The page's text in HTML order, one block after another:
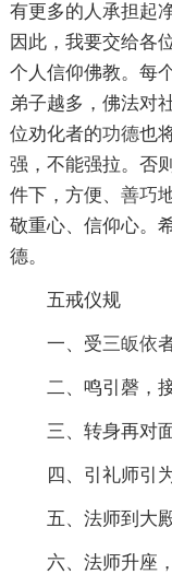
有更多的人承担起
因此，我要交给各
个人信仰佛教。每
弟子越多，佛法对
位劝化者的功德也
强，不能强拉。否
件下，方便、 善巧
敬重心、信仰心。
德。
五戒仪规
一、受三皈依
二、鸣引磬，接
三、转身再对面
四、引礼师引为
五、法师到大殿
六、法师升座，